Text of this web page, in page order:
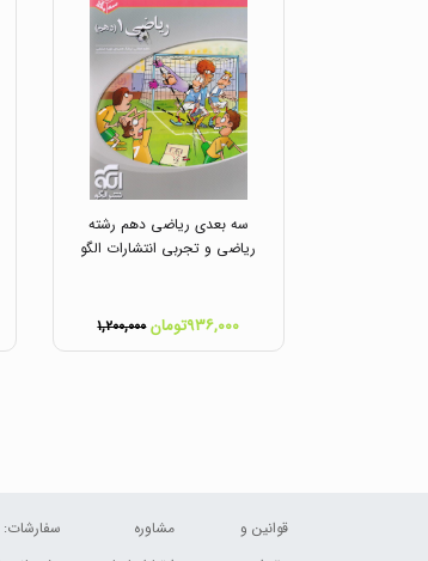
سه بعدی ریاضی دهم رشته
ریاضی و تجربی انتشارات الگو
۹۳۶,۰۰۰تومان ۱,۲۰۰,۰۰۰
قوانین و مشاوره سفارشات: